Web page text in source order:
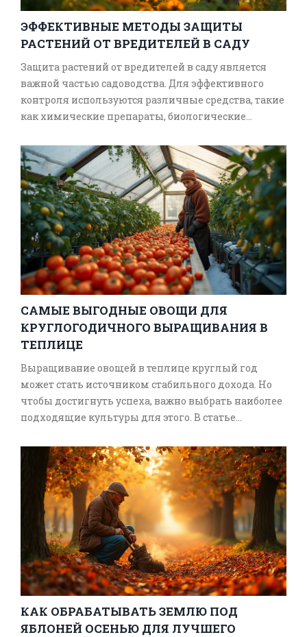
ЭФФЕКТИВНЫЕ МЕТОДЫ ЗАЩИТЫ
РАСТЕНИЙ ОТ ВРЕДИТЕЛЕЙ В САДУ
Защита растений от вредителей в саду является
важной частью садоводства. Для эффективного
контроля используются различные средства, такие
как химические препараты, биологические
рассмотрены наиболее популярные и безопасные
методы, а также даны советы по их
использованию. Это поможет сохранить урожай и
красоту сада без ущерба для окружающей среды.
САМЫЕ ВЫГОДНЫЕ ОВОЩИ ДЛЯ
КРУГЛОГОДИЧНОГО ВЫРАЩИВАНИЯ В
ТЕПЛИЦЕ
Выращивание овощей в теплице круглый год
может стать источником стабильного дохода. Но
чтобы достигнуть успеха, важно выбрать наиболее
подходящие культуры для этого. В статье
выращивания таких овощей, как томаты, огурцы,
зелень и редис. Даны полезные советы и
рекомендации по их посадке и уходу.
КАК ОБРАБАТЫВАТЬ ЗЕМЛЮ ПОД
ЯБЛОНЕЙ ОСЕНЬЮ ДЛЯ ЛУЧШЕГО